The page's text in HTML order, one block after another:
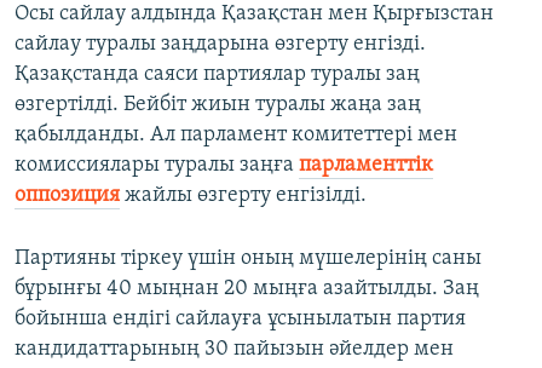
Осы сайлау алдында Қазақстан мен Қырғызстан
сайлау туралы заңдарына өзгерту енгізді.
Қазақстанда саяси партиялар туралы заң
өзгертілді. Бейбіт жиын туралы жаңа заң
қабылданды. Ал парламент комитеттері мен
комиссиялары туралы заңға парламенттік
оппозиция жайлы өзгерту енгізілді.
Партияны тіркеу үшін оның мүшелерінің саны
бұрынғы 40 мыңнан 20 мыңға азайтылды. Заң
бойынша ендігі сайлауға ұсынылатын партия
кандидаттарының 30 пайызын әйелдер мен